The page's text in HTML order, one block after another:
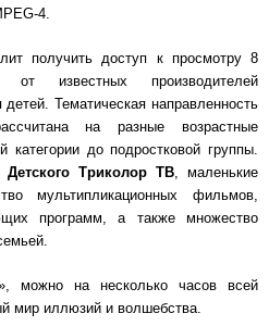
4.
получить доступ к просмотру 8
известных производителей
Тематическая направленность
на разные возрастные
категории до подростковой группы.
Детского Триколор ТВ, маленькие
мультипликационных фильмов,
программ, а также множество
можно на несколько часов всей
мир иллюзий и волшебства.